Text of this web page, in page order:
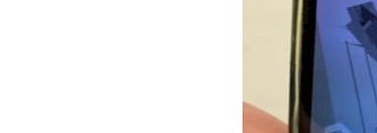
FERTIGTEILBAU